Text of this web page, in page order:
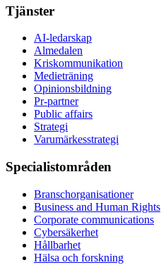
Tjänster
AI-ledarskap
Almedalen
Kris­kommunikation
Medieträning
Opinionsbildning
Pr-partner
Public affairs
Strategi
Varumärkesstrategi
Specialistområden
Branschorganisationer
Business and Human Rights
Corporate communications
Cybersäkerhet
Hållbarhet
Hälsa och forskning